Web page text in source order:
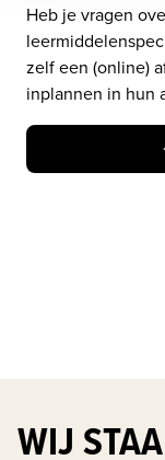
Heb je vragen
zelf een (online)
inplannen in hun
WIJ